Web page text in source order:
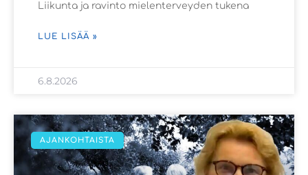
Liikunta ja ravinto mielenterveyden tukena
LUE LISÄÄ »
6.8.2026
AJANKOHTAISTA